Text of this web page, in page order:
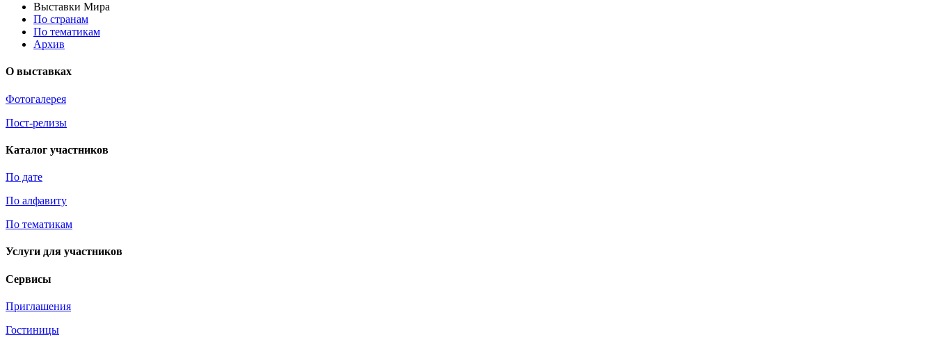
Выставки Мира
По странам
По тематикам
Архив
О выставках
Фотогалерея
Пост-релизы
Каталог участников
По дате
По алфавиту
По тематикам
Услуги для участников
Сервисы
Приглашения
Гостиницы